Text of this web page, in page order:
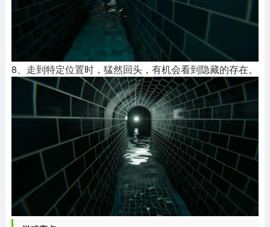
8、走到特定位置时，猛然回头，有机会看到隐藏的存在。